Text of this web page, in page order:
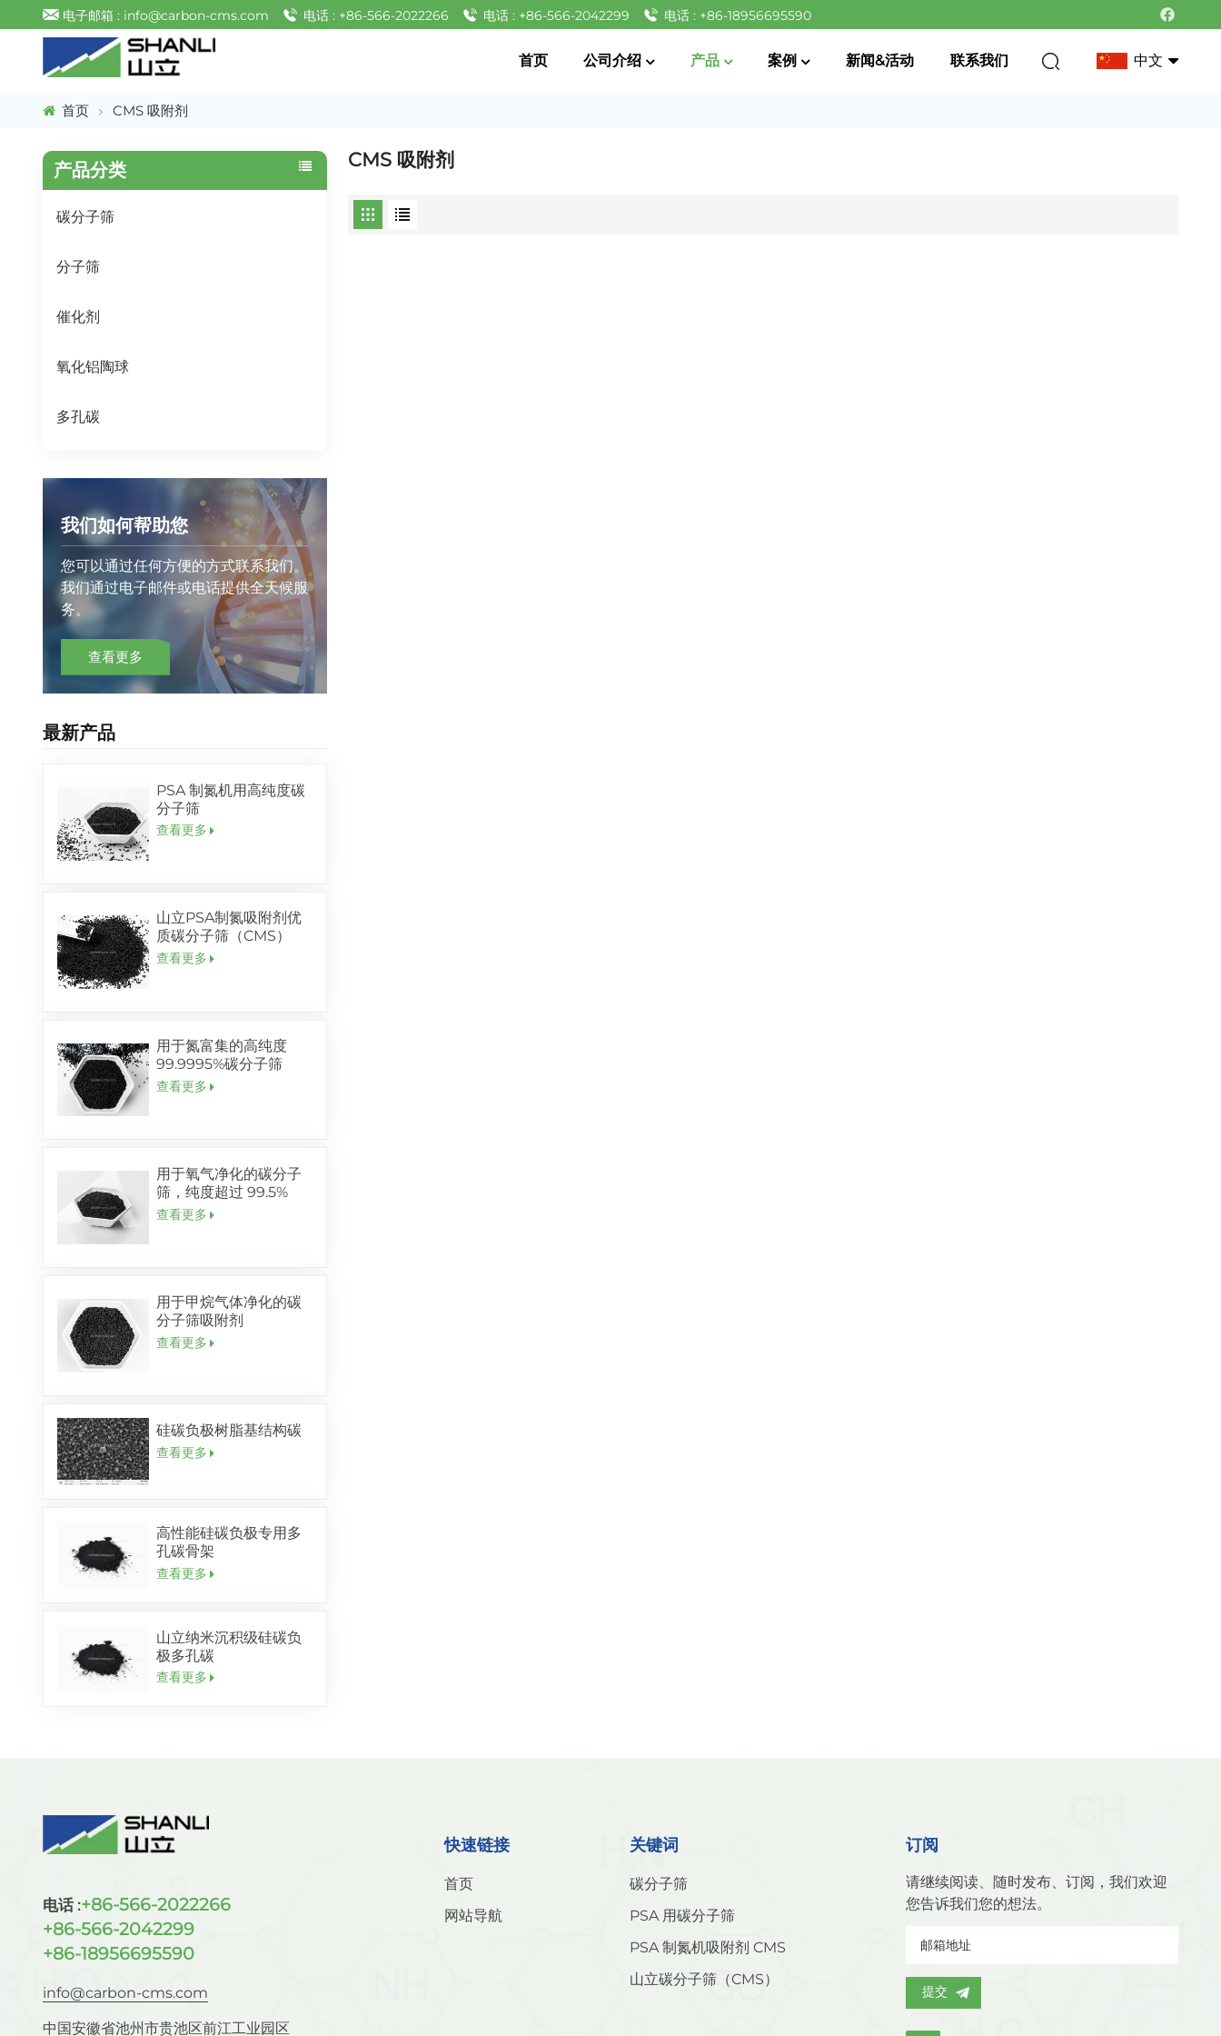
电子邮箱 : info@carbon-cms.com 电话 : +86-566-2022266 电话 : +86-566-2042299 电话 : +86-18956695590
首页 公司介绍 产品 案例 新闻&活动 联系我们 中文
首页 CMS 吸附剂
产品分类
碳分子筛
分子筛
催化剂
氧化铝陶球
多孔碳
我们如何帮助您
您可以通过任何方便的方式联系我们。
我们通过电子邮件或电话提供全天候服
务。
查看更多
最新产品
PSA 制氮机用高纯度碳
分子筛
查看更多
山立PSA制氮吸附剂优
质碳分子筛（CMS）
查看更多
用于氮富集的高纯度
99.9995%碳分子筛
查看更多
用于氧气净化的碳分子
筛，纯度超过 99.5%
查看更多
用于甲烷气体净化的碳
分子筛吸附剂
查看更多
硅碳负极树脂基结构碳
查看更多
高性能硅碳负极专用多
孔碳骨架
查看更多
山立纳米沉积级硅碳负
极多孔碳
查看更多
CMS 吸附剂
电话 :+86-566-2022266
+86-566-2042299
+86-18956695590
info@carbon-cms.com
中国安徽省池州市贵池区前江工业园区
快速链接
首页
网站导航
关键词
碳分子筛
PSA 用碳分子筛
PSA 制氮机吸附剂 CMS
山立碳分子筛（CMS）
订阅
请继续阅读、随时发布、订阅，我们欢迎
您告诉我们您的想法。
提交